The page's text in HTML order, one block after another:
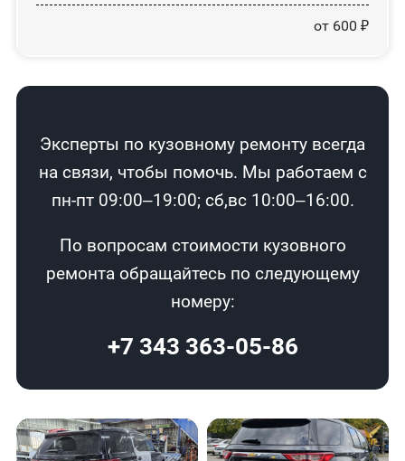
от 600 ₽
Эксперты по кузовному ремонту всегда
на связи, чтобы помочь. Мы работаем с
пн-пт 09:00–19:00; сб,вс 10:00–16:00.
По вопросам стоимости кузовного
ремонта обращайтесь по следующему
номеру:
+7 343 363-05-86